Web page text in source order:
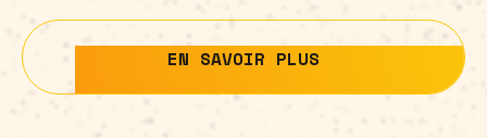
EN SAVOIR PLUS